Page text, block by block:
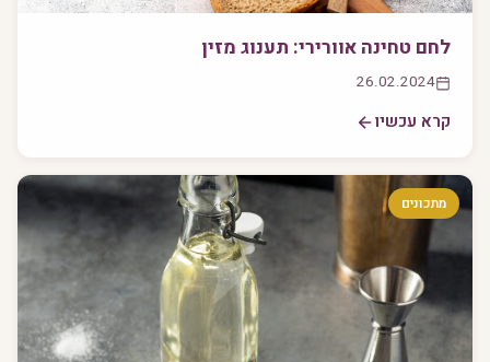
לחם טחינה אוורירי: תענוג מזין
26.02.2024
קרא עכשיו
מתכונים